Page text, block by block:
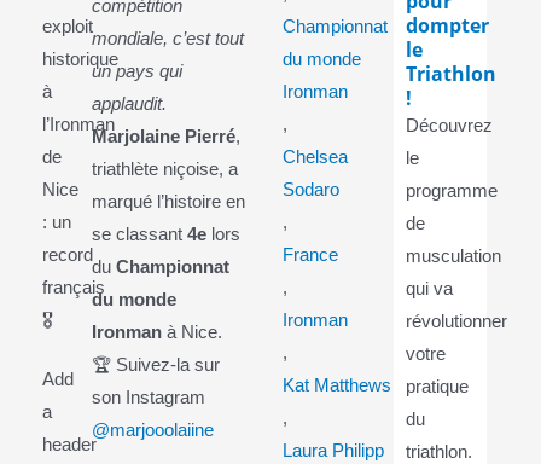
exploit
historique
à
l’Ironman
de
Nice
: un
record
français
🎖️
Add
a
header
compétition
mondiale, c’est tout
un pays qui
applaudit.
Marjolaine Pierré,
triathlète niçoise, a
marqué l’histoire en
se classant4e lors
duChampionnat
du monde
Ironman à Nice.
🏆 Suivez-la sur
son Instagram
@marjooolaiine
Championnat
du monde
Ironman
,
Chelsea
Sodaro
,
France
,
Ironman
,
Kat Matthews
,
Laura Philipp
dompter
le
Triathlon
!
Découvrez
le
programme
de
musculation
qui va
révolutionner
votre
pratique
du
triathlon.